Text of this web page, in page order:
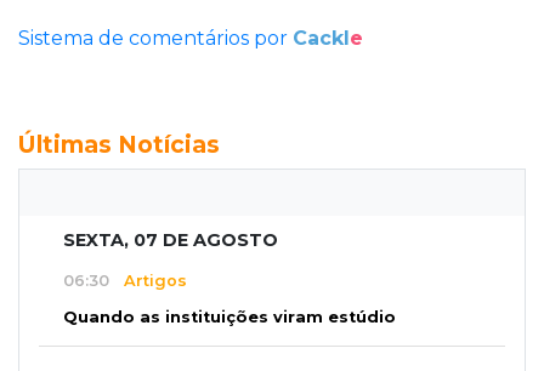
Sistema de comentários por Cackle
Últimas Notícias
SEXTA, 07 DE AGOSTO
06:30 Artigos
Quando as instituições viram estúdio